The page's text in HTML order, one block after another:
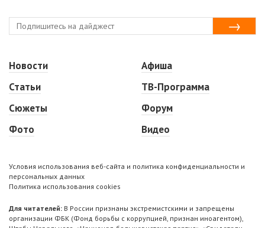
Новости
Статьи
Сюжеты
Фото
Афиша
ТВ-Программа
Форум
Видео
Условия использования веб-сайта и политика конфиденциальности и
персональных данных
Политика использования cookies
Для читателей: В России признаны экстремистскими и запрещены
организации ФБК (Фонд борьбы с коррупцией, признан иноагентом),